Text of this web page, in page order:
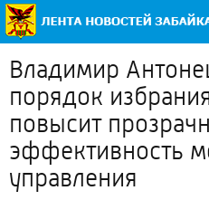
Владимир
порядок
повысит
эффективность
управления